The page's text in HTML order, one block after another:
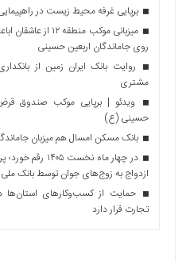
برپایی غرفه محیط زیست در
میزبانی موکب منطقه
روی جاماندگان اربعین حسینی
روایت بانک ایران زمین از
مشتری
ویدئو | برپایی موکب صندوق
حسینی (ع)
بانک مسکن امسال هم میزبان
ازدواج به زوج‌های جوان توسط بانک ملی
حمایت از کسب‌وکارهای استان‌ها
تجارت قرار دارد